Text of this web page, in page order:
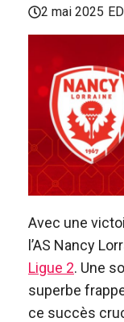
2 mai 2025
Avec une
l’AS Nancy
Ligue 2. Une
superbe
ce succès